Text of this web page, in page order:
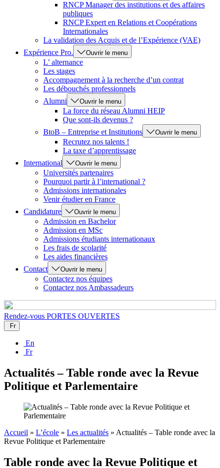
RNCP Manager des institutions et des affaires
publiques
RNCP Expert en Relations et Coopérations
Internationales
La validation des Acquis et de l’Expérience (VAE)
Expérience Pro.
Ouvrir le menu
L’ alternance
Les stages
Accompagnement à la recherche d’un contrat
Les débouchés professionnels
Alumni
Ouvrir le menu
La force du réseau Alumni HEIP
Que sont-ils devenus ?
BtoB – Entreprise et Institutions
Ouvrir le menu
Recrutez nos talents !
La taxe d’apprentissage
International
Ouvrir le menu
Universités partenaires
Pourquoi partir à l’international ?
Admissions internationales
Venir étudier en France
Candidature
Ouvrir le menu
Admission en Bachelor
Admission en MSc
Admissions étudiants internationaux
Les frais de scolarité
Les aides financières
Contact
Ouvrir le menu
Contactez nos équipes
Contactez nos Ambassadeurs
Rendez-vous PORTES OUVERTES
Fr
En
Fr
Actualités – Table ronde avec la Revue
Politique et Parlementaire
Accueil » L’école » Les actualités » Actualités – Table ronde avec la
Revue Politique et Parlementaire
Table ronde avec la Revue Politique et